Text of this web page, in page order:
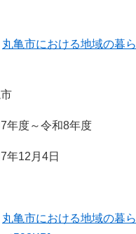
丸亀市における地域の暮
度～令和8年度
月4日
丸亀市における地域の暮